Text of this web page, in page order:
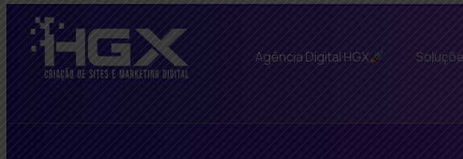
Agência Digital HGX